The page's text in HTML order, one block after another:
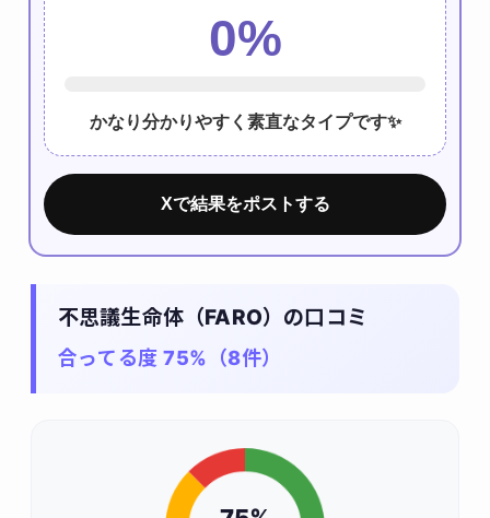
0%
かなり分かりやすく素直なタイプです✨
Xで結果をポストする
不思議生命体（FARO）の口コミ
合ってる度 75%（8件）